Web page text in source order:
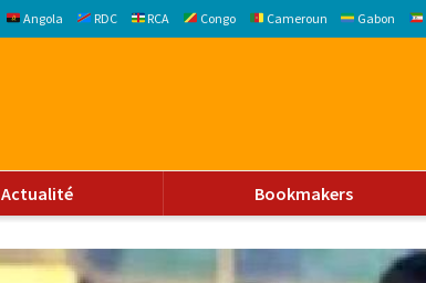
Angola RDC RCA Congo Cameroun Gabon
Actualité Bookmakers